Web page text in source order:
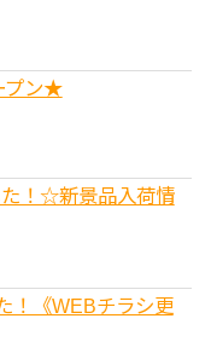
プン★
！☆新景品入荷情
！《WEBチラシ更